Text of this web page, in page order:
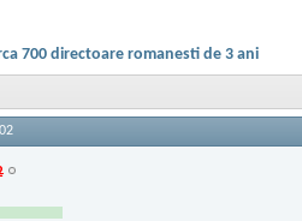
700 directoare romanesti de 3 ani